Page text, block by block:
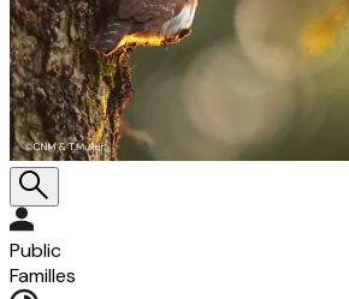
Public
Familles